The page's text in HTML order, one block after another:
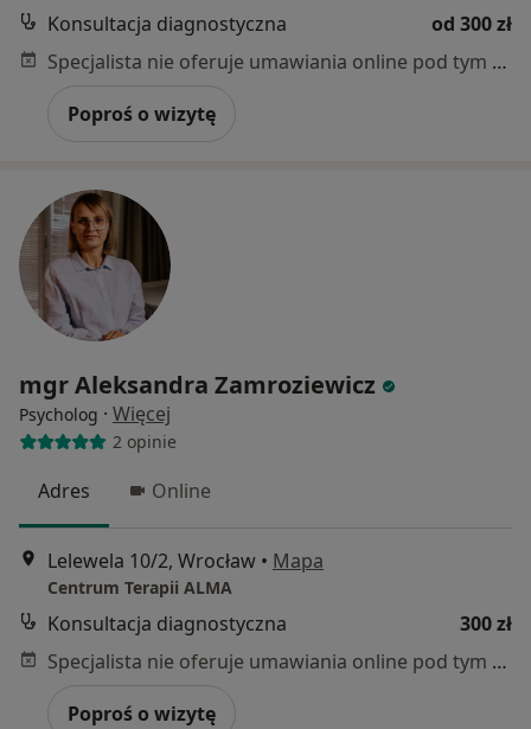
Konsultacja diagnostyczna
od 300 zł
Specjalista nie oferuje umawiania online pod tym adresem.
Poproś o wizytę
mgr Aleksandra Zamroziewicz
Psycholog · Więcej
2 opinie
Adres Online
Lelewela 10/2, Wrocław • Mapa
Centrum Terapii ALMA
Konsultacja diagnostyczna
300 zł
Specjalista nie oferuje umawiania online pod tym adresem.
Poproś o wizytę